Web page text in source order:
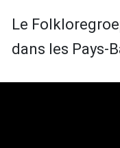
Le
dans les Pays-